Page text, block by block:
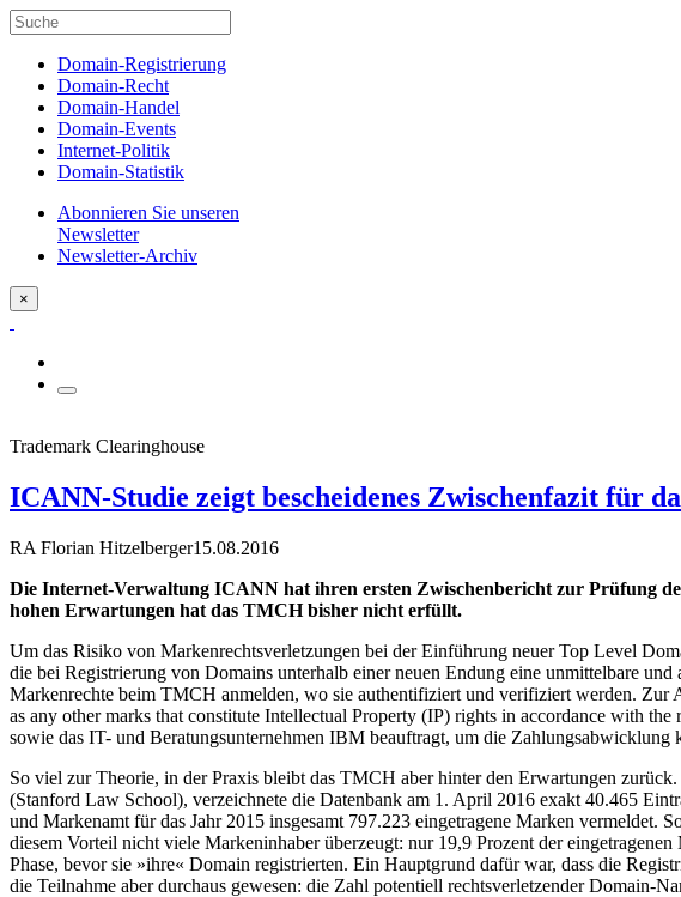
Domain-Registrierung
Domain-Recht
Domain-Handel
Domain-Events
Internet-Politik
Domain-Statistik
Abonnieren Sie unseren
Newsletter
Newsletter-Archiv
×
Trademark Clearinghouse
ICANN-Studie zeigt bescheidenes Zwischenfazit für
RA Florian Hitzelberger15.08.2016
Die Internet-Verwaltung ICANN hat ihren ersten Zwischenbericht zur Prüfung
hohen Erwartungen hat das TMCH bisher nicht erfüllt.
Um das Risiko von Markenrechtsverletzungen bei der Einführung neuer Top Level
die bei Registrierung von Domains unterhalb einer neuen Endung eine unmittelbare
Markenrechte beim TMCH anmelden, wo sie authentifiziert und verifiziert werden. Zur
as any other marks that constitute Intellectual Property (IP) rights in accordance with
sowie das IT- und Beratungsunternehmen IBM beauftragt, um die
So viel zur Theorie, in der Praxis bleibt das TMCH aber hinter den Erwartungen zurück.
(Stanford Law School), verzeichnete die Datenbank am 1. April 2016 exakt 40.465
und Markenamt für das Jahr 2015 insgesamt 797.223 eingetragene Marken
diesem Vorteil nicht viele Markeninhaber überzeugt: nur 19,9 Prozent der
Phase, bevor sie »ihre« Domain registrierten. Ein Hauptgrund dafür war, dass die
die Teilnahme aber durchaus gewesen: die Zahl potentiell rechtsverletzender Domain-